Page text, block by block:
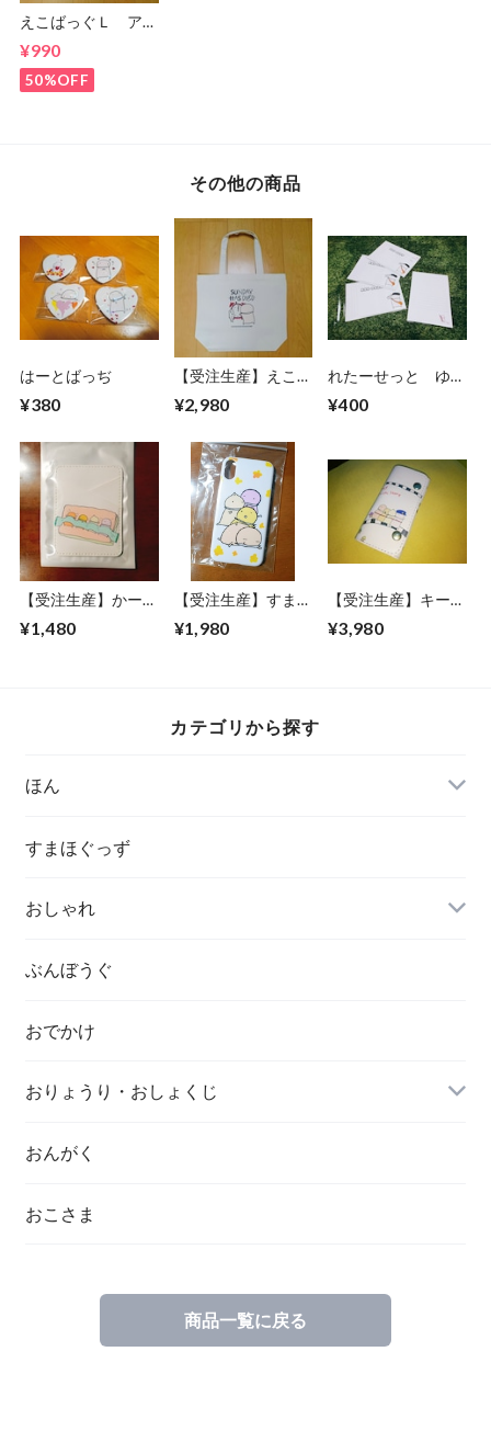
えこばっぐＬ アウ
¥990
50%OFF
その他の商品
はーとばっぢ
¥380
【受注生産】えこば
ュラル）
¥2,980
れたーせっと ゆう
¥400
【受注生産】かーど
¥1,480
【受注生産】すまほ
¥1,980
【受注生産】キーケ
¥3,980
カテゴリから探す
ほん
すまほぐっず
おしゃれ
ぶんぼうぐ
おでかけ
おりょうり・おしょくじ
おんがく
おこさま
商品一覧に戻る